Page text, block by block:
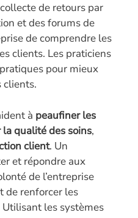
de retours par
et des forums de
de comprendre les
clients. Les praticiens
pour mieux
clients.
à peaufiner les
la qualité des soins,
client. Un
et répondre aux
de l’entreprise
de renforcer les
les systèmes